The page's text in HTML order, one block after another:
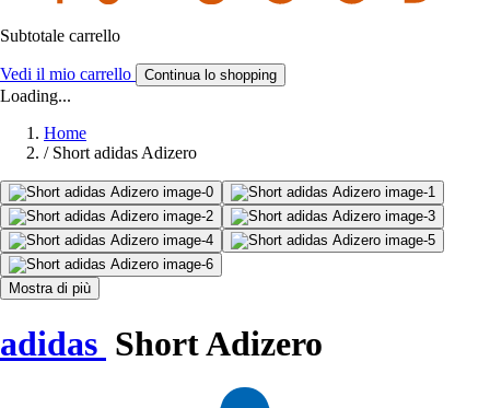
Subtotale carrello
Vedi il mio carrello Continua lo shopping
Loading...
Home
/ Short adidas Adizero
Mostra di più
adidas Short Adizero